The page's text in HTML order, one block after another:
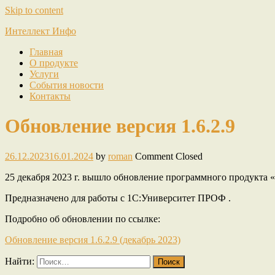
Skip to content
Интеллект Инфо
Главная
О продукте
Услуги
События новости
Контакты
Обновление версия 1.6.2.9
26.12.202316.01.2024 by roman Comment Closed
25 декабря 2023 г. вышло обновление программного
Предназначено для работы с 1С:Университет ПРОФ .
Подробно об обновлении по ссылке:
Обновление версия 1.6.2.9 (декабрь 2023)
Найти: